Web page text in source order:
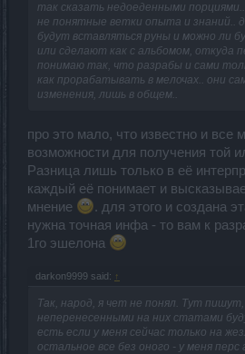
так сказать недоеденными
не понятные ветки опыта и знаний..
будут вставляться руны и можно ли
или сделают как с альбомом, откуда
понимаю так, что разрабы и сами
как прорабатывать в мелочах.. они
изменения, лишь в общем..
про это мало, что известно и
возможности для получения той
Разница лишь только в её
каждый её понимает и
мнение
. для этого и создана
нужна точная инфа - то вам к
1го эшелона
darkon9999 said: ↑
Так, народ, я чет не понял. Тут пишут,
неперенесенными на них статами
есть если у меня сейчас только на
остальное все без оного - у меня